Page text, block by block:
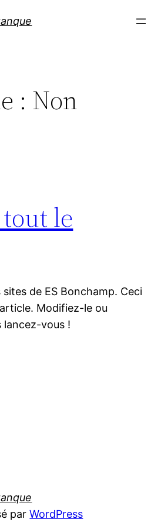
: Non
le
sites de ES Bonchamp. Ceci
Modifiez-le ou
lancez-vous !
parWordPress